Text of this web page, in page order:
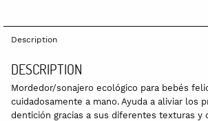
Description
DESCRIPTION
Mordedor/sonajero ecológico para bebés
cuidadosamente a mano. Ayuda a aliviar los
dentición gracias a sus diferentes texturas y